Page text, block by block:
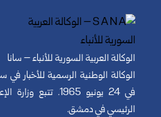
الوكالة العربية السورية للأنباء – سانا
الوكالة الوطنية الرسمية للأخبار
في 24 يونيو 1965. تتبع
الرئيسي في دمشق.